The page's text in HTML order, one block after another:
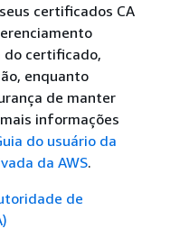
certificados CA
do certificado,
enquanto
de manter
informações
do usuário da
da AWS.
de